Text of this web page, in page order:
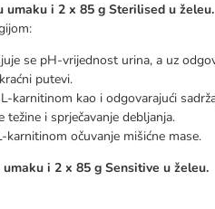
i 2 x 85 g Sterilised u želeu.
se pH-vrijednost urina, a uz
putevi.
karnitinom kao i odgovarajući
i sprječavanje debljanja.
karnitinom očuvanje mišićne mase.
i 2 x 85 g Sensitive u želeu.